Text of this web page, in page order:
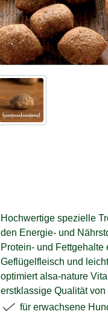
Hochwertige spezielle
den Energie- und
Protein- und
Geflügelfleisch und
optimiert alsa-nature
erstklassige Qualität
für erwachsene